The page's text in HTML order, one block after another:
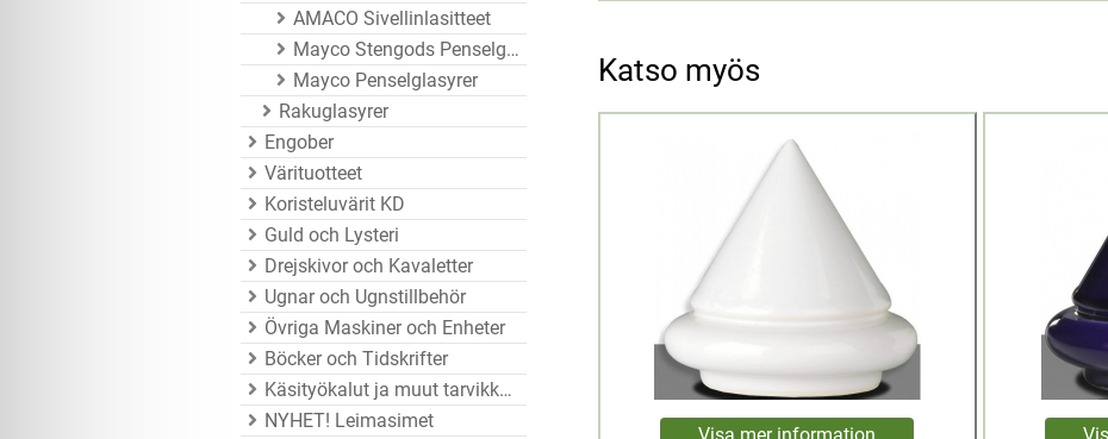
AMACO Sivellinlasitteet
Mayco Stengods Penselglasyrer
Mayco Penselglasyrer
Rakuglasyrer
Engober
Värituotteet
Koristeluvärit KD
Guld och Lysteri
Drejskivor och Kavaletter
Ugnar och Ugnstillbehör
Övriga Maskiner och Enheter
Böcker och Tidskrifter
Käsityökalut ja muut tarvikkeet
NYHET! Leimasimet
Katso myös